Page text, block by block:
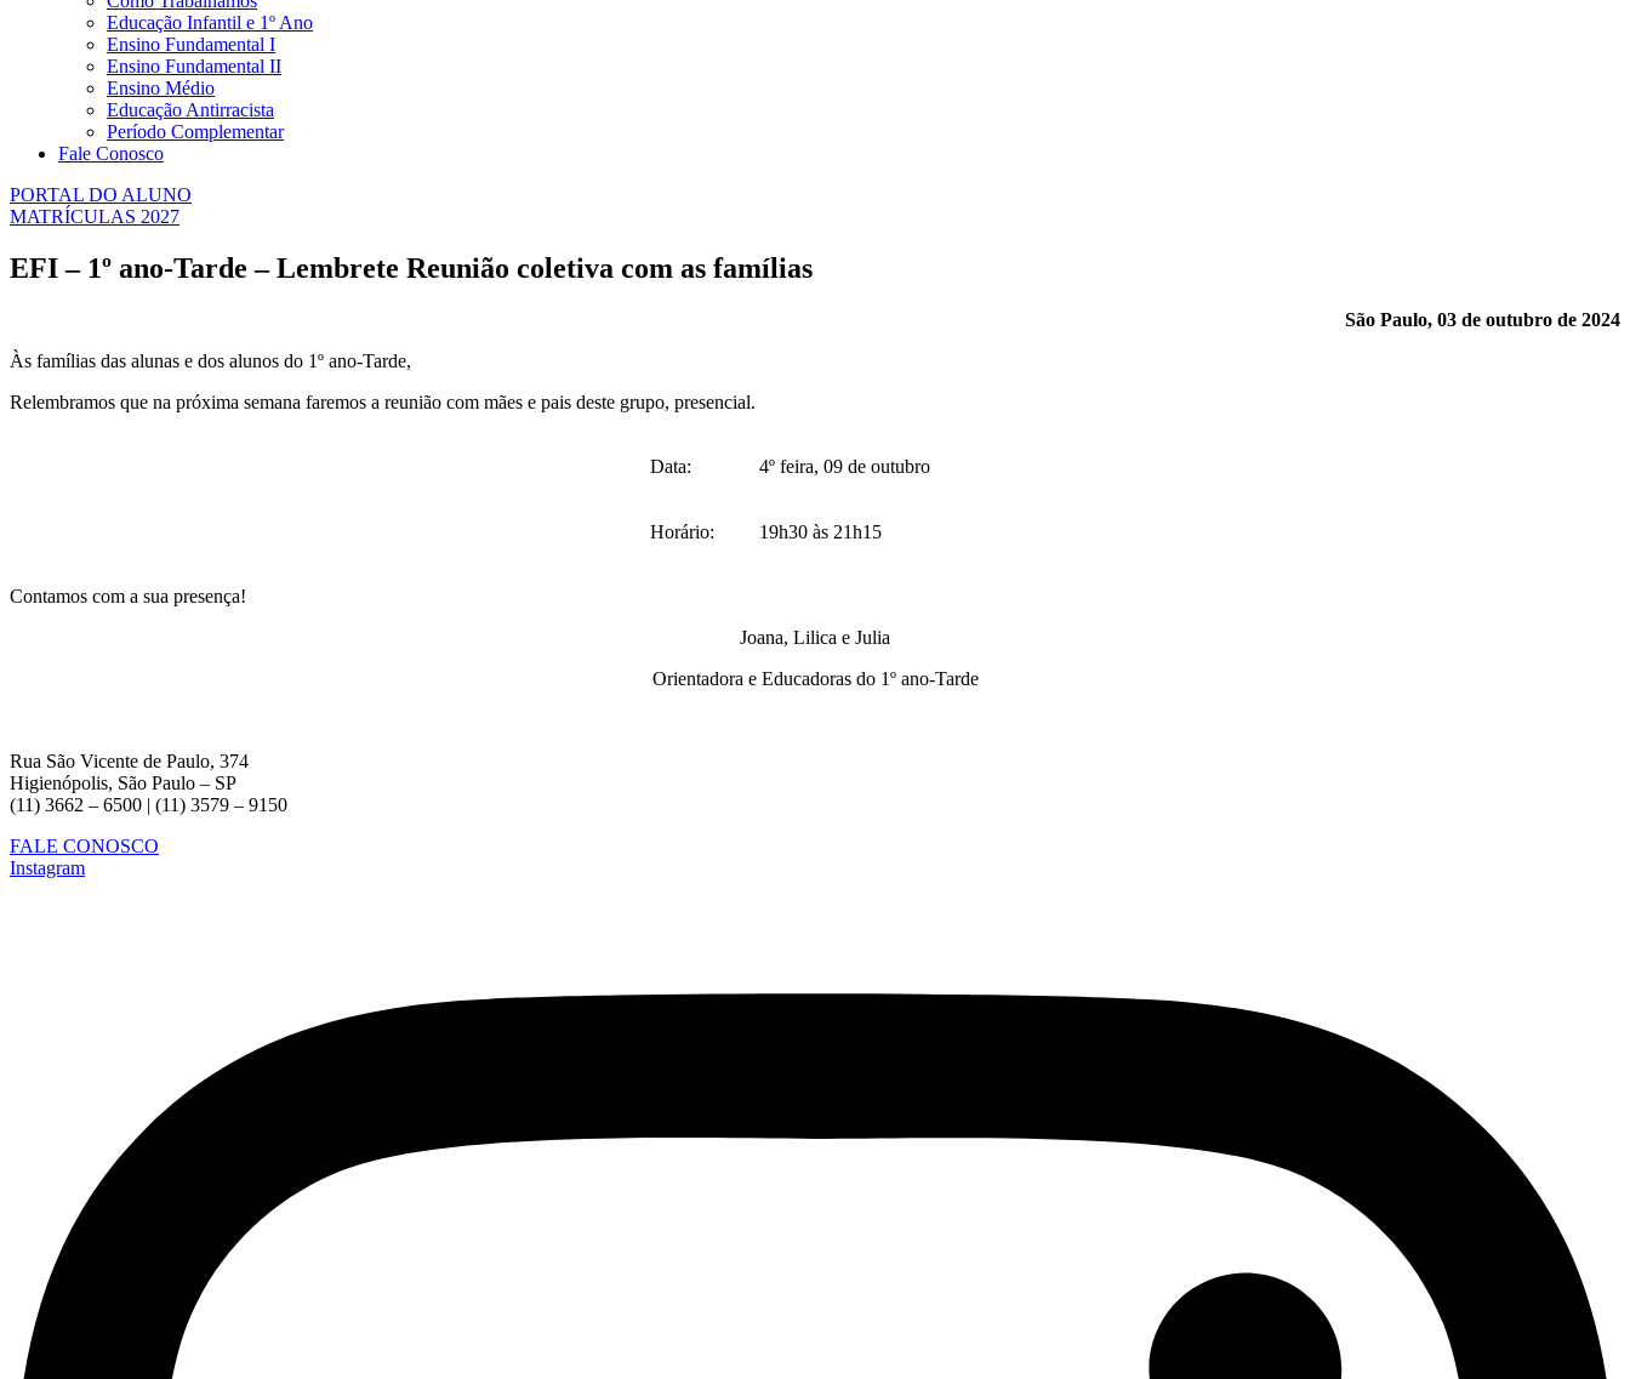
Educação Infantil e 1º Ano
Ensino Fundamental I
Ensino Fundamental II
Ensino Médio
Educação Antirracista
Período Complementar
Fale Conosco
PORTAL DO ALUNO
MATRÍCULAS 2027
EFI – 1º ano-Tarde – Lembrete Reunião coletiva com as famílias
São Paulo, 03 de outubro de 2024
Às famílias das alunas e dos alunos do 1º ano-Tarde,
Relembramos que na próxima semana faremos a reunião com mães e pais deste grupo, presencial.
Data: 4º feira, 09 de outubro
Horário: 19h30 às 21h15
Contamos com a sua presença!
Joana, Lilica e Julia
Orientadora e Educadoras do 1º ano-Tarde
Rua São Vicente de Paulo, 374
Higienópolis, São Paulo – SP
(11) 3662 – 6500 | (11) 3579 – 9150
FALE CONOSCO
Instagram